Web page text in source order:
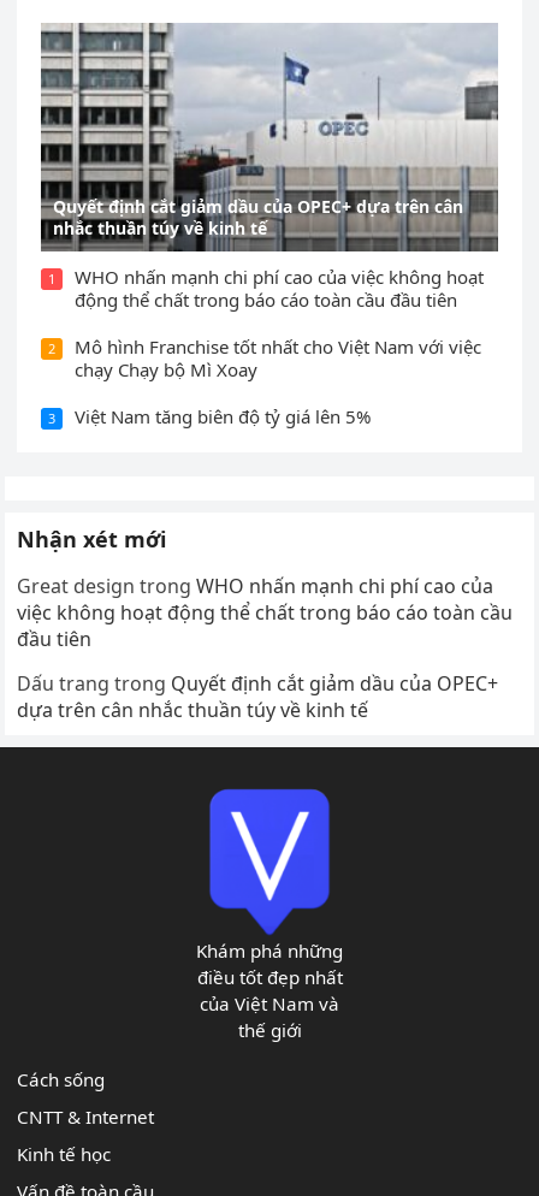
Quyết định cắt giảm dầu của OPEC+ dựa trên cân
nhắc thuần túy về kinh tế
1
WHO nhấn mạnh chi phí cao của việc không hoạt
động thể chất trong báo cáo toàn cầu đầu tiên
2
Mô hình Franchise tốt nhất cho Việt Nam với việc
chạy Chạy bộ Mì Xoay
3 Việt Nam tăng biên độ tỷ giá lên 5%
Nhận xét mới
Great design trongWHO nhấn mạnh chi phí cao của
việc không hoạt động thể chất trong báo cáo toàn cầu
đầu tiên
Dấu trang trong Quyết định cắt giảm dầu của OPEC+
dựa trên cân nhắc thuần túy về kinh tế
Khám phá những
điều tốt đẹp nhất
của Việt Nam và
thế giới
Cách sống
CNTT & Internet
Kinh tế học
Vấn đề toàn cầu